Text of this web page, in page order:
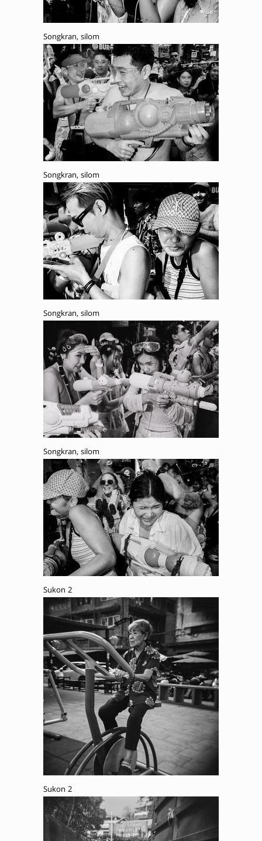
Songkran, silom
Songkran, silom
Songkran, silom
Songkran, silom
Sukon 2
Sukon 2